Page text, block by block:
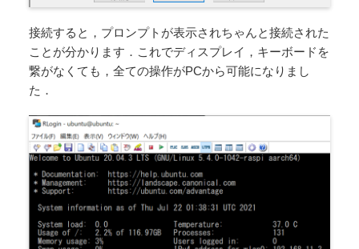
接続すると，プロンプトが表示されちゃんと接続された
ことが分かります．これでディスプレイ，キーボードを
繋がなくても，全ての操作がPCから可能になりまし
た．